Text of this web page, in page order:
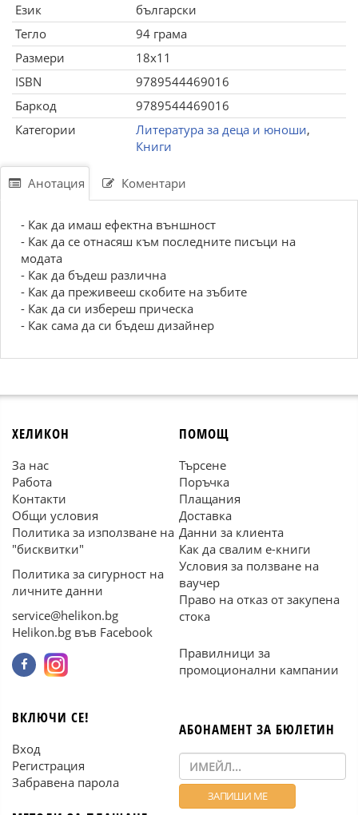
Език
български
Тегло
94 грама
Размери
18x11
ISBN
9789544469016
Баркод
9789544469016
Категории
Литература за деца и юноши,
Книги
Анотация Коментари
- Как да имаш ефектна външност
- Как да се отнасяш към последните писъци на
модата
- Как да бъдеш различна
- Как да преживееш скобите на зъбите
- Как да си избереш прическа
- Как сама да си бъдеш дизайнер
ХЕЛИКОН
За нас
Работа
Контакти
Общи условия
Политика за използване на
"бисквитки"
Политика за сигурност на
личните данни
service@helikon.bg
Helikon.bg във Facebook
ПОМОЩ
Търсене
Поръчка
Плащания
Доставка
Данни за клиента
Как да свалим е-книги
Условия за ползване на
ваучер
Право на отказ от закупена
стока
Правилници за
промоционални кампании
ВКЛЮЧИ СЕ!
Вход
Регистрация
Забравена парола
АБОНАМЕНТ ЗА БЮЛЕТИН